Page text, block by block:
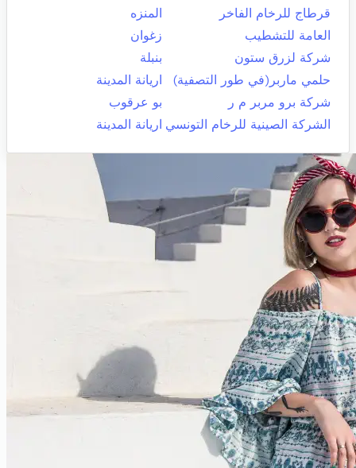
قرطاج للرخام الفاخر
المنزه
العامة للتشطيب
زغوان
شركة لزرق ستون
بنبلة
حلمي ماربر(في طور التصفية)
اريانة المدينة
شركة برو مربر م ر
بو عرقوب
الشركة الصينية للرخام التونسي اريانة المدينة